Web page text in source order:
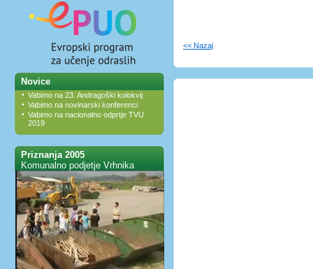
Novice
• Vabimo na 23. Andragoški kolokvij
• Vabimo na novinarski konferenci
• Vabimo na nacionalno odprtje TVU
2019
Priznanja 2005
Komunalno podjetje Vrhnika
<< Nazaj